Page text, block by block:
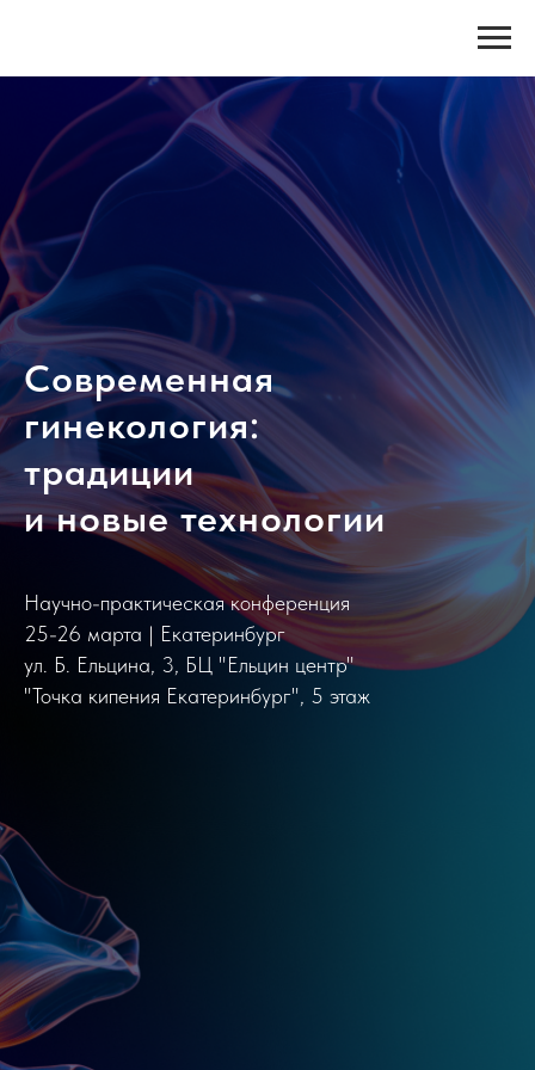
Современная
гинекология:
традиции
и новые технологии
Научно-практическая конференция
25-26 марта | Екатеринбург
ул. Б. Ельцина, 3, БЦ "Ельцин центр"
"Точка кипения Екатеринбург", 5 этаж